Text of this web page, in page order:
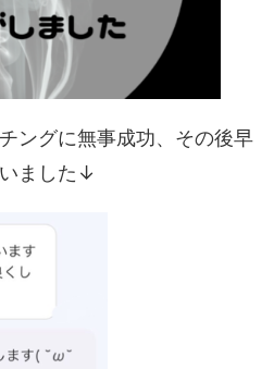
ングに無事成功、その後早
ました↓